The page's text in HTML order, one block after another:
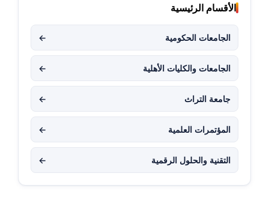
الأقسام الرئيسية
الجامعات الحكومية ←
الجامعات والكليات الأهلية ←
جامعة التراث ←
المؤتمرات العلمية ←
التقنية والحلول الرقمية ←